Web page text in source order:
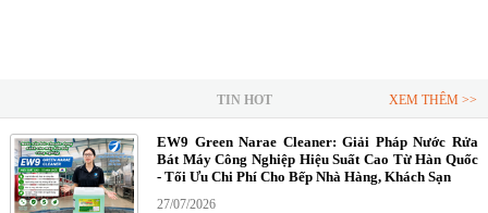
TIN HOT XEM THÊM >>
EW9 Green Narae Cleaner: Giải Pháp Nước Rửa
Bát Máy Công Nghiệp Hiệu Suất Cao Từ Hàn Quốc
- Tối Ưu Chi Phí Cho Bếp Nhà Hàng, Khách Sạn
27/07/2026